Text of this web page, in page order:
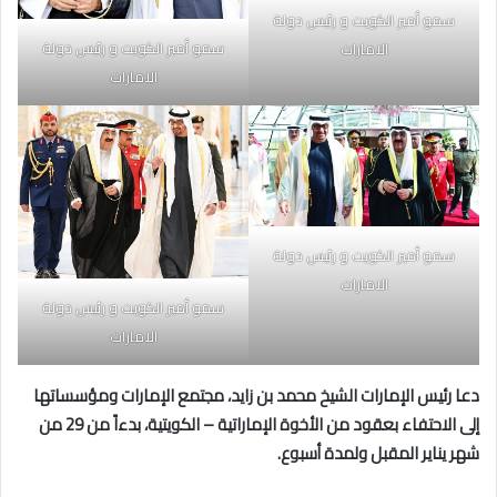
سمو أمير الكويت و رئيس دولة
الامارات
سمو أمير الكويت و رئيس دولة
الامارات
سمو أمير الكويت و رئيس دولة
الامارات
سمو أمير الكويت و رئيس دولة
الامارات
دعا رئيس الإمارات الشيخ محمد بن زايد، مجتمع الإمارات ومؤسساتها
إلى الاحتفاء بعقود من الأخوة الإماراتية – الكويتية، بدءاً من 29 من
شهر يناير المقبل ولمدة أسبوع.